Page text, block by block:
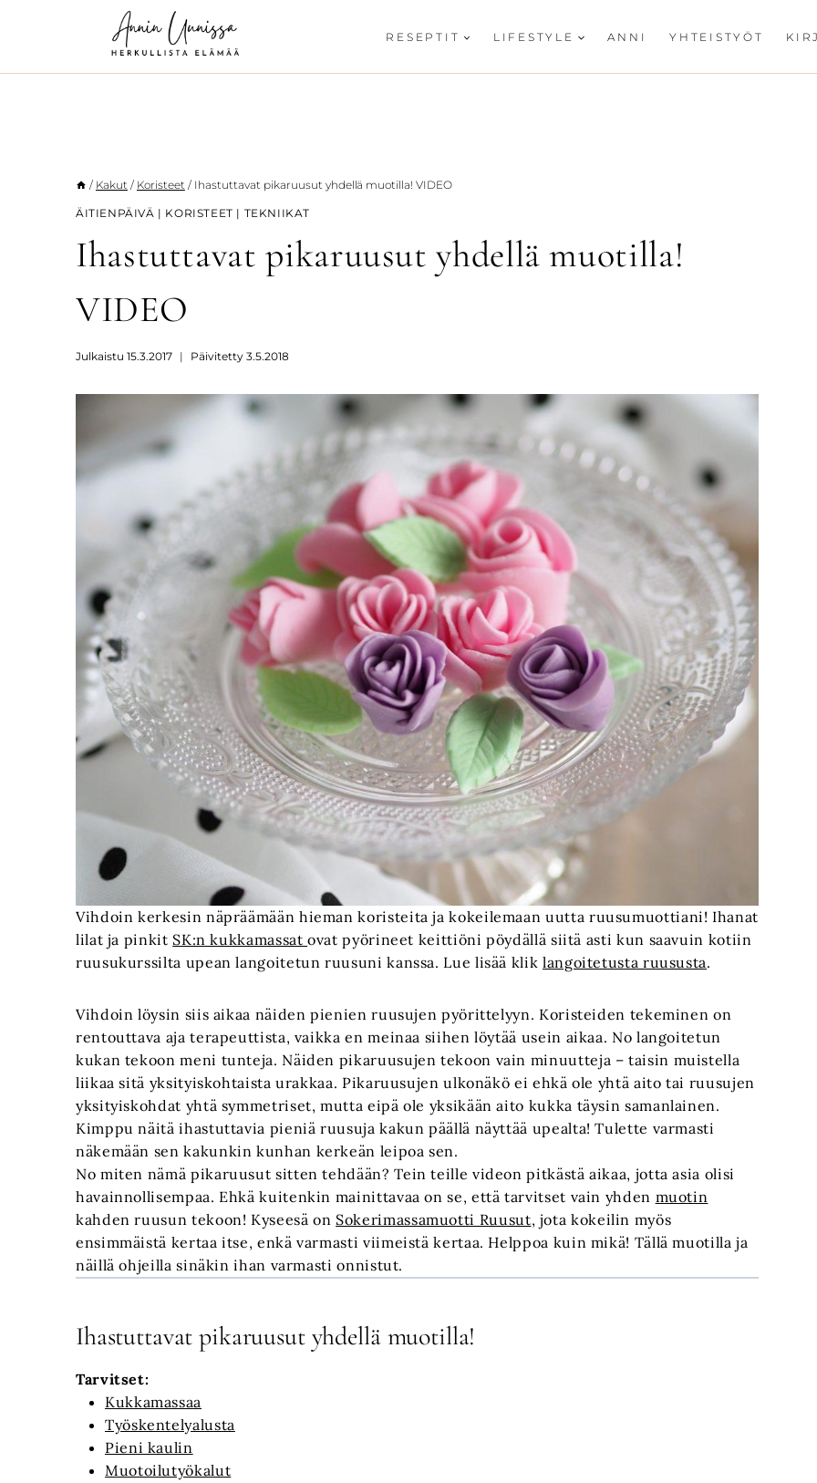
RESEPTIT LIFESTYLE ANNI YHTEISTYÖT
/ Kakut / Koristeet / Ihastuttavat pikaruusut yhdellä muotilla! VIDEO
ÄITIENPÄIVÄ | KORISTEET | TEKNIIKAT
Ihastuttavat pikaruusut yhdellä muotilla!
VIDEO
Julkaistu 15.3.2017 Päivitetty 3.5.2018
Vihdoin kerkesin näpräämään hieman koristeita ja kokeilemaan uutta ruusumuottiani! Ihanat
lilat ja pinkit SK:n kukkamassatovat pyörineet keittiöni pöydällä siitä asti kun saavuin kotiin
ruusukurssilta upean langoitetun ruusuni kanssa. Lue lisää klik langoitetusta ruususta.
Vihdoin löysin siis aikaa näiden pienien ruusujen pyörittelyyn. Koristeiden tekeminen on
rentouttava aja terapeuttista, vaikka en meinaa siihen löytää usein aikaa. No langoitetun
kukan tekoon meni tunteja. Näiden pikaruusujen tekoon vain minuutteja – taisin muistella
liikaa sitä yksityiskohtaista urakkaa. Pikaruusujen ulkonäkö ei ehkä ole yhtä aito tai ruusujen
yksityiskohdat yhtä symmetriset, mutta eipä ole yksikään aito kukka täysin samanlainen.
Kimppu näitä ihastuttavia pieniä ruusuja kakun päällä näyttää upealta! Tulette varmasti
näkemään sen kakunkin kunhan kerkeän leipoa sen.
No miten nämä pikaruusut sitten tehdään? Tein teille videon pitkästä aikaa, jotta asia olisi
havainnollisempaa. Ehkä kuitenkin mainittavaa on se, että tarvitset vain yhden muotin
kahden ruusun tekoon! Kyseesä on Sokerimassamuotti Ruusut, jota kokeilin myös
ensimmäistä kertaa itse, enkä varmasti viimeistä kertaa. Helppoa kuin mikä! Tällä muotilla ja
näillä ohjeilla sinäkin ihan varmasti onnistut.
Ihastuttavat pikaruusut yhdellä muotilla!
Tarvitset:
Kukkamassaa
Työskentelyalusta
Pieni kaulin
Muotoilutyökalut